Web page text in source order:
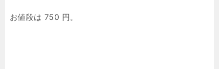
お値段は 750 円。